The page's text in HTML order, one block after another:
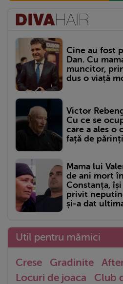
Cine au fost
Dan. Cu
muncitor,
dus o viață
Victor
Cu ce se
care a ales o
față de
Mama lui
de ani mort
Constanța,
privit
și-a dat
Util pentru mămici
Crese Gradinite
Locuri de joaca
Club